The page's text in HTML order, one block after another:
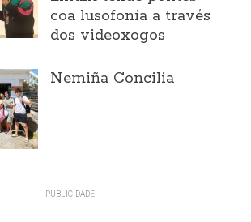
coa lusofonía a través
dos videoxogos
Nemiña Concilia